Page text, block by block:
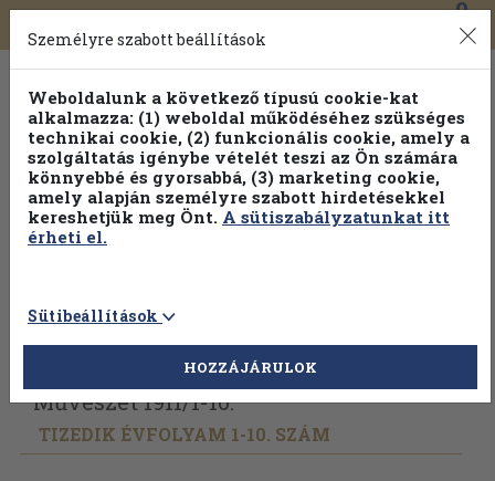
Toggle
navigation
0
Vissza az előző oldalra Válasszon példányt
Művészet 1911/1-10.
TIZEDIK ÉVFOLYAM 1-10. SZÁM
Személyre szabott beállítások
Weboldalunk a következő típusú cookie-kat
alkalmazza: (1) weboldal működéséhez szükséges
technikai cookie, (2) funkcionális cookie, amely a
szolgáltatás igénybe vételét teszi az Ön számára
könnyebbé és gyorsabbá, (3) marketing cookie,
amely alapján személyre szabott hirdetésekkel
kereshetjük meg Önt. A sütiszabályzatunkat itt
érheti el.
Sütibeállítások
HOZZÁJÁRULOK